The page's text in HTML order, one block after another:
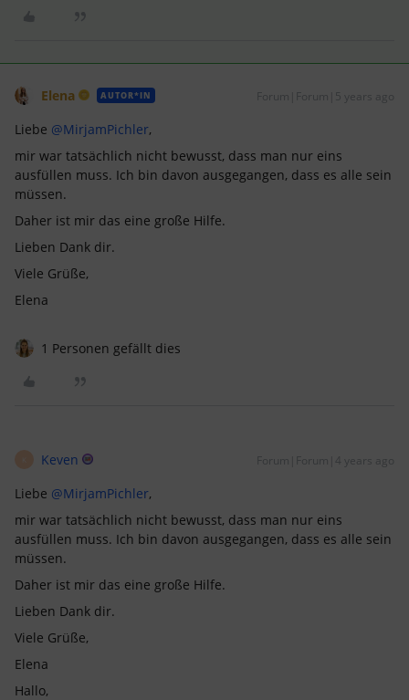
Elena AUTOR*IN Forum|Forum|5 years ago
Liebe @MirjamPichler,
mir war tatsächlich nicht bewusst, dass man nur eins
ausfüllen muss. Ich bin davon ausgegangen, dass es alle sein
müssen.
Daher ist mir das eine große Hilfe.
Lieben Dank dir.
Viele Grüße,
Elena
1 Personen gefällt dies
Keven Forum|Forum|4 years ago
Liebe @MirjamPichler,
mir war tatsächlich nicht bewusst, dass man nur eins
ausfüllen muss. Ich bin davon ausgegangen, dass es alle sein
müssen.
Daher ist mir das eine große Hilfe.
Lieben Dank dir.
Viele Grüße,
Elena
Hallo,